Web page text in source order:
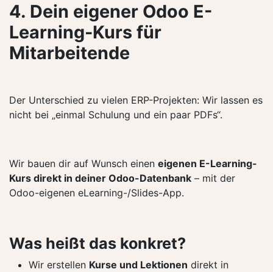
4. Dein eigener Odoo E-
Learning-Kurs für
Mitarbeitende
Der Unterschied zu vielen ERP-Projekten: Wir lassen es
nicht bei „einmal Schulung und ein paar PDFs“.
Wir bauen dir auf Wunsch einen eigenen E-Learning-
Kurs direkt in deiner Odoo-Datenbank – mit der
Odoo-eigenen eLearning-/Slides-App.
Was heißt das konkret?
Wir erstellen Kurse und Lektionen direkt in